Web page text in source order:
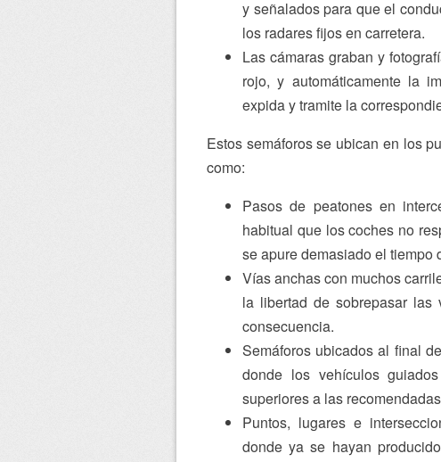
y señalados para que el
los radares fijos en carretera.
Las cámaras graban y
rojo, y automáticamente la
expida y tramite la
Estos semáforos se ubican en los
como:
Pasos de peatones en
habitual que los coches no
se apure demasiado el tiempo
Vías anchas con muchos
la libertad de sobrepasar las
consecuencia.
Semáforos ubicados al final
donde los vehículos
superiores a las
Puntos, lugares e
donde ya se hayan